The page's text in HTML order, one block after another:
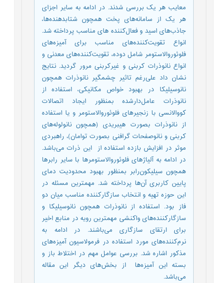
معایب هر یک بررسی شدند. در ادامه به سایر اجزای
هر یک از سامانه‌های پخت همچون شتابدهنده‌ها،
جاذب‌های اسید و فعال‌کننده ‌های مناسب پرداخته شد.
انواع تقویت‌کننده‌های مناسب برای آمیزه‌های
فلوئوروالاستومر شامل دوده، تقویت‌کننده‌های معدنی و
انواع نانوذرات کربنی و غیرکربنی مرور گردید. نتایج
نشان داد علی‌رغم تاثیر چشمگیر نانوذرات همچون
نانوسیلیکا در بهبود خواص مکانیکی، استفاده از
نانوذرات عامل‌دارشده بمنظور ایجاد اتصالات
کووالانسی با زنجیرهای فلوئوروالاستومر و یا استفاده
از نانوذرات بصورت هیبریدی (همچون نانولوله‌های
کربنی و نانوصفحات گرافنی بصورت توامان)، راهبردی
موثر در افزایش بازده استفاده از این ذرات می‌باشد.
در ادامه به آلیاژهای فلوئوروالاستومرها با سایر رابرها
همچون سیلیکون‌رابر بمنظور بهبود محدودیت دمای
پایین کاربری آن‌ها پرداخته شد. مهمترین مسئله در
این حوزه تهیه و انتخاب سازگارکننده مناسب میان دو
فاز بود. استفاده از نانوذرات همچون نانوسیلیکا و
سازگارکننده‌های واکنشی مهمترین رویه در منابع اخیر
برای ارتقای سازگاری می‌باشند. در ادامه به
نرم‌کننده‌های مورد استفاده در فرمولاسیون آمیزه‌های
مذکور اشاره شد. بررسی عوامل مهم در اختلاط باز و
بسته این آمیزه‌ها از بخش‌های دیگر این مقاله
می‌باشد.